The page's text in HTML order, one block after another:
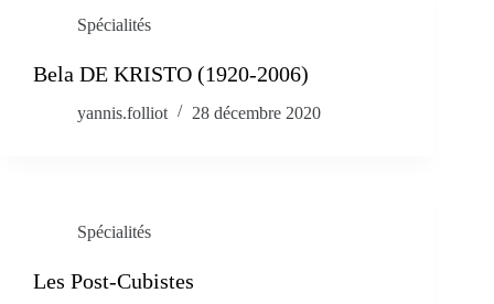
Spécialités
Bela DE KRISTO (1920-2006)
yannis.folliot 28 décembre 2020
Spécialités
Les Post-Cubistes